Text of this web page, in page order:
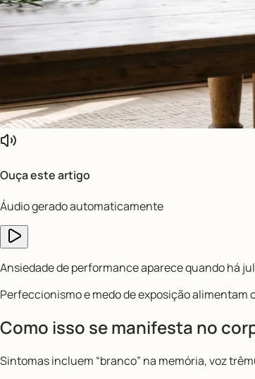
Ouça este artigo
Áudio gerado automaticamente
Ansiedade de performance aparece quando há
Perfeccionismo e medo de exposição alimentam
Como isso se manifesta no
Sintomas incluem “branco” na memória, voz